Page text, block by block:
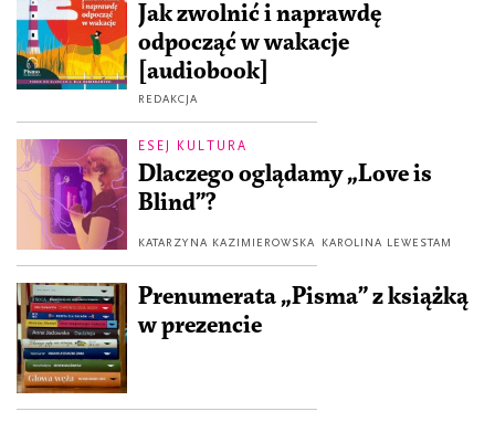
Jak zwolnić i naprawdę
odpocząć w wakacje
[audiobook]
REDAKCJA
ESEJ KULTURA
Dlaczego oglądamy „Love is
Blind”?
KATARZYNA KAZIMIEROWSKA KAROLINA LEWESTAM
Prenumerata „Pisma” z książką
w prezencie